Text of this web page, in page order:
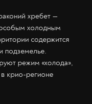
хребет —‌
холодным
содержится
подземелье.
режим «холода»,
крио-регионе